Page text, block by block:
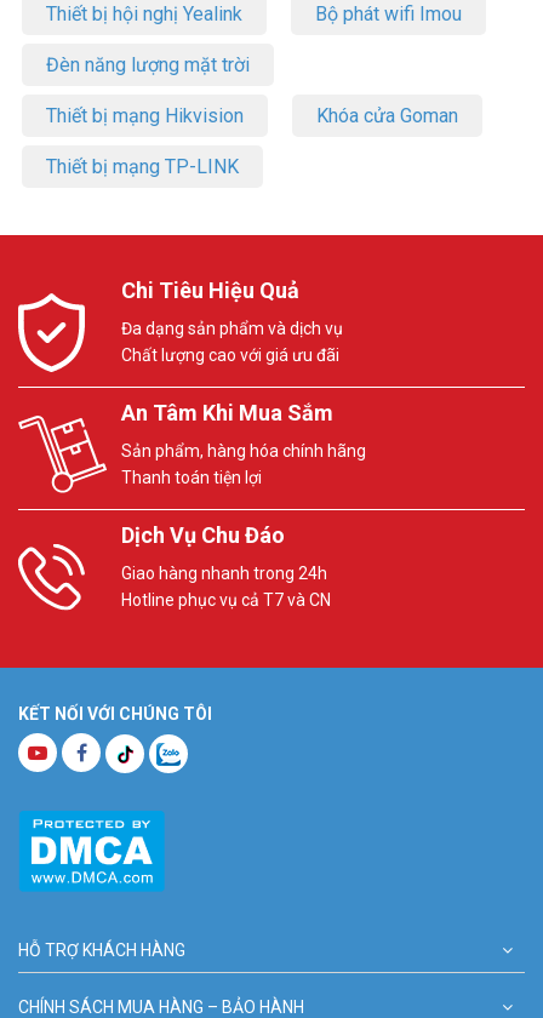
Thiết bị hội nghị Yealink Bộ phát wifi Imou
Đèn năng lượng mặt trời
Thiết bị mạng Hikvision Khóa cửa Goman
Thiết bị mạng TP-LINK
Chi Tiêu Hiệu Quả
Đa dạng sản phẩm và dịch vụ
Chất lượng cao với giá ưu đãi
An Tâm Khi Mua Sắm
Sản phẩm, hàng hóa chính hãng
Thanh toán tiện lợi
Dịch Vụ Chu Đáo
Giao hàng nhanh trong 24h
Hotline phục vụ cả T7 và CN
KẾT NỐI VỚI CHÚNG TÔI
HỖ TRỢ KHÁCH HÀNG
CHÍNH SÁCH MUA HÀNG – BẢO HÀNH